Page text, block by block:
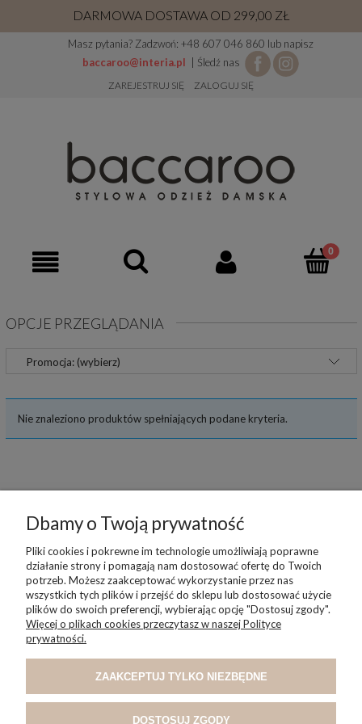
DARMOWA DOSTAWA OD 299,00 ZŁ
Masz pytania? Zadzwoń: +48 607 046 860 lub napisz
baccaroo@interia.pl
| Śledź nas
ZAREJESTRUJ SIĘ ZALOGUJ SIĘ
OPCJE PRZEGLĄDANIA
Promocja: (wybierz)
Nie znaleziono produktów spełniających podane kryteria.
POMOC
MOJE KONTO
INFORMACJE
Dbamy o Twoją prywatność
Pliki cookies i pokrewne im technologie umożliwiają poprawne
działanie strony i pomagają nam dostosować ofertę do Twoich
potrzeb. Możesz zaakceptować wykorzystanie przez nas
wszystkich tych plików i przejść do sklepu lub dostosować użycie
plików do swoich preferencji, wybierając opcję "Dostosuj zgody".
Więcej o plikach cookies przeczytasz w naszej Polityce
prywatności.
ZAAKCEPTUJ TYLKO NIEZBĘDNE
DOSTOSUJ ZGODY